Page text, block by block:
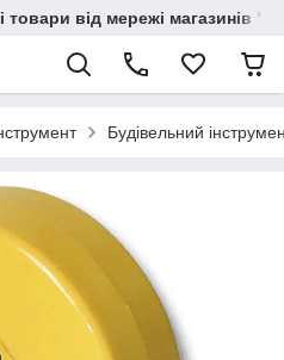
товари від мережі магазинів
Будівельний